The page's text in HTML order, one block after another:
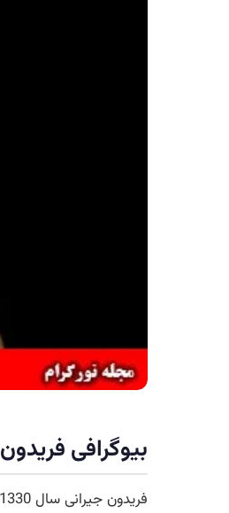
بیوگرافی
فریدون جیرانی سال 1330 در کاشمر به دنیا آمده است، دیپلم داشته و مجری و کارشناس سینمایی ، کارگردان و